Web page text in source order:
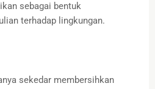
sebagai bentuk
terhadap lingkungan.
sekedar membersihkan